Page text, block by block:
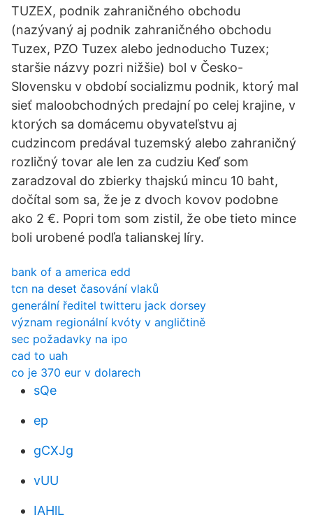
TUZEX, podnik zahraničného obchodu
(nazývaný aj podnik zahraničného obchodu
Tuzex, PZO Tuzex alebo jednoducho Tuzex;
staršie názvy pozri nižšie) bol v Česko-
Slovensku v období socializmu podnik, ktorý mal
sieť maloobchodných predajní po celej krajine, v
ktorých sa domácemu obyvateľstvu aj
cudzincom predával tuzemský alebo zahraničný
rozličný tovar ale len za cudziu Keď som
zaradzoval do zbierky thajskú mincu 10 baht,
dočítal som sa, že je z dvoch kovov podobne
ako 2 €. Popri tom som zistil, že obe tieto mince
boli urobené podľa talianskej líry.
bank of a america edd
tcn na deset časování vlaků
generální ředitel twitteru jack dorsey
význam regionální kvóty v angličtině
sec požadavky na ipo
cad to uah
co je 370 eur v dolarech
sQe
ep
gCXJg
vUU
IAHlL